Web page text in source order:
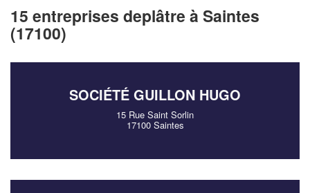
15 entreprises deplâtre à Saintes
(17100)
SOCIÉTÉ GUILLON HUGO
15 Rue Saint Sorlin
17100 Saintes